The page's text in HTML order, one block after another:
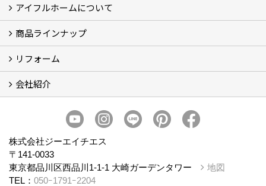
ブログ
現場レポート
アイフルホームについて
アイフルホームについて (5)
商品ラインナップ
商品ラインナップ
リフォーム
まるごと断熱リフォーム
イベント情報
施工事例
会社紹介
スタッフ紹介
個人情報保護方針
株式会社ジーエイチエス
〒141-0033
東京都品川区西品川1-1-1 大崎ガーデンタワー
地図
TEL： 050ｰ1791ｰ2204